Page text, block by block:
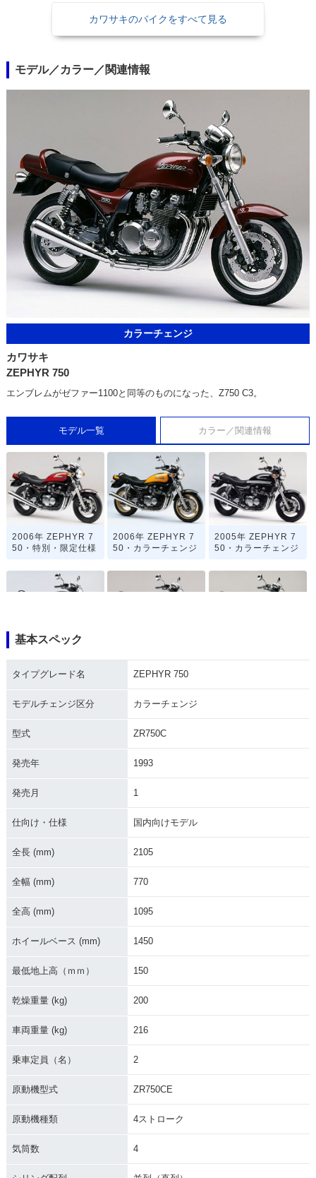
カワサキのバイクをすべて見る
モデル／カラー／関連情報
カラーチェンジ
カワサキ
ZEPHYR 750
エンブレムがゼファー1100と同等のものになった、Z750 C3。
モデル一覧 カラー／関連情報
2006年 ZEPHYR 7
50・特別・限定仕様
2006年 ZEPHYR 7
50・カラーチェンジ
2005年 ZEPHYR 7
50・カラーチェンジ
50・マイナーチェン
ジ
1998年 ZEPHYR 7
50・カラーチェンジ
50・カラーチェンジ
1995年 ZEPHYR 7
50・カラーチェンジ
50・マイナーチェン
1992年 ZEPHYR 7
1991年 ZEPHYR 7
基本スペック
タイプグレード名 ZEPHYR 750
モデルチェンジ区分 カラーチェンジ
型式 ZR750C
発売年 1993
発売月 1
仕向け・仕様 国内向けモデル
全長 (mm) 2105
全幅 (mm) 770
全高 (mm) 1095
ホイールベース (mm) 1450
最低地上高（ｍｍ） 150
乾燥重量 (kg) 200
車両重量 (kg) 216
乗車定員（名） 2
原動機型式 ZR750CE
原動機種類 4ストローク
気筒数 4